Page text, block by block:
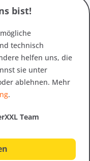
bist!
technisch
helfen uns, die
sie unter
ablehnen. Mehr
.
Team